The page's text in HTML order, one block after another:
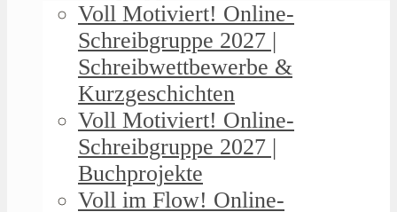
Voll Motiviert! Online-
Schreibgruppe 2027 |
Schreibwettbewerbe &
Kurzgeschichten
Voll Motiviert! Online-
Schreibgruppe 2027 |
Buchprojekte
Voll im Flow! Online-